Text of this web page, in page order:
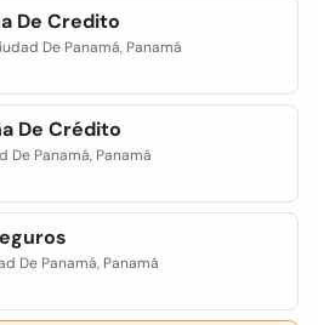
De Credito
De Panamá, Panamá
De Crédito
De Panamá, Panamá
De Panamá, Panamá